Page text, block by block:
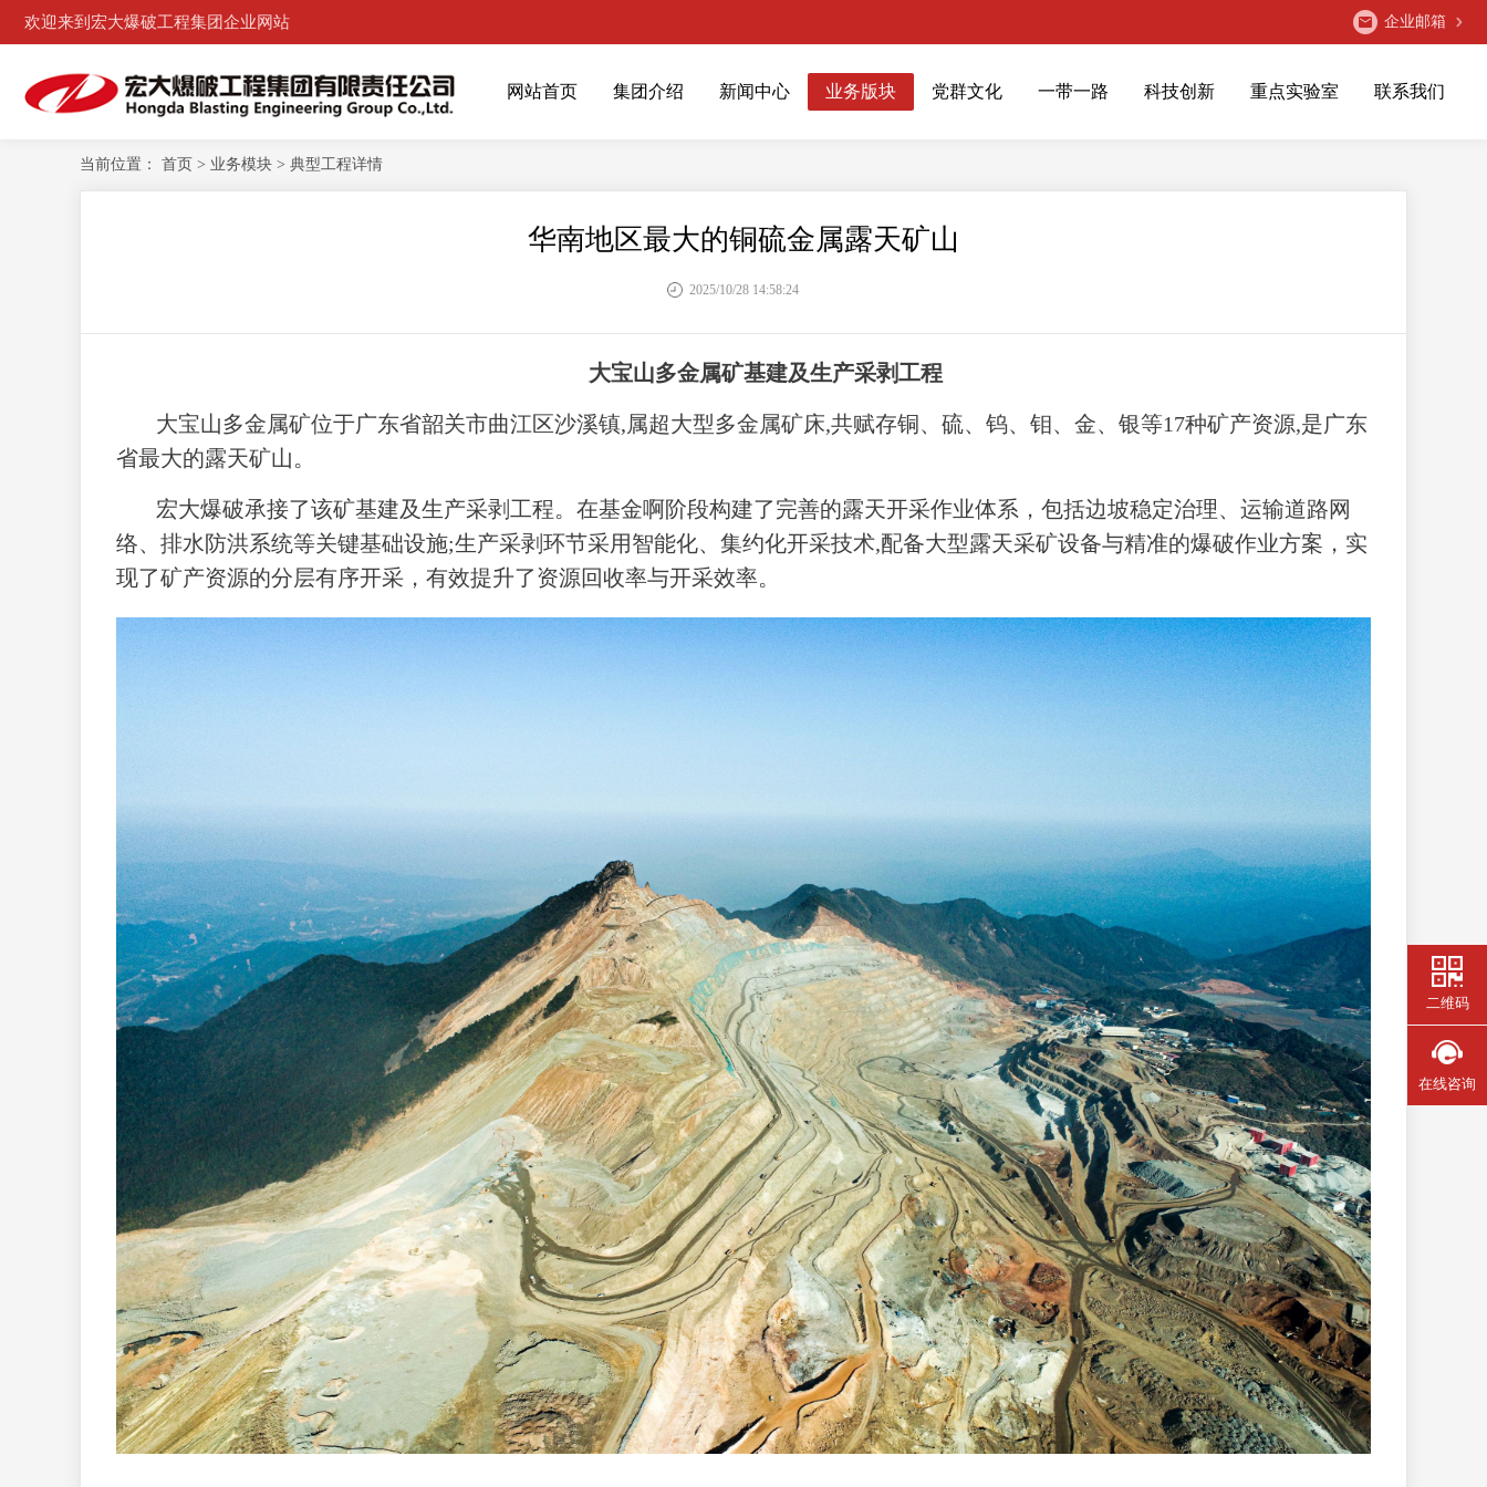
欢迎来到宏大爆破工程集团企业网站 企业邮箱
网站首页 集团介绍 新闻中心 业务版块 党群文化 一带一路 科技创新 重点实验室 联系我们
当前位置： 首页 > 业务模块 > 典型工程详情
华南地区最大的铜硫金属露天矿山
2025/10/28 14:58:24
大宝山多金属矿基建及生产采剥工程
大宝山多金属矿位于广东省韶关市曲江区沙溪镇,属超大型多金属矿床,共赋存铜、硫、钨、钼、金、银等17种矿产资源,是广东
省最大的露天矿山。
宏大爆破承接了该矿基建及生产采剥工程。在基金啊阶段构建了完善的露天开采作业体系，包括边坡稳定治理、运输道路网
络、排水防洪系统等关键基础设施;生产采剥环节采用智能化、集约化开采技术,配备大型露天采矿设备与精准的爆破作业方案，实
现了矿产资源的分层有序开采，有效提升了资源回收率与开采效率。
二维码
在线咨询